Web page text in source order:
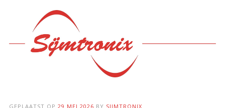
Hoofdmenu
GEPLAATST OP 29 MEI 2026 BY SIJMTRONIX